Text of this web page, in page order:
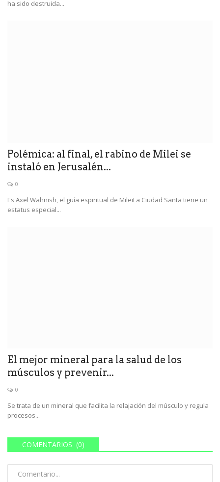
ha sido destruida...
Polémica: al final, el rabino de Milei se
instaló en Jerusalén...
0
Es Axel Wahnish, el guía espiritual de MileiLa Ciudad Santa tiene un
estatus especial...
El mejor mineral para la salud de los
músculos y prevenir...
0
Se trata de un mineral que facilita la relajación del músculo y regula
procesos...
COMENTARIOS (0)